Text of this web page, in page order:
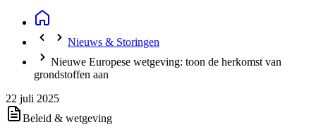
Nieuws & Storingen
Nieuwe Europese wetgeving: toon de herkomst van
grondstoffen aan
22 juli 2025
Beleid & wetgeving